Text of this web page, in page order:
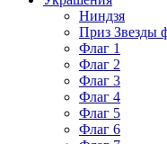
Ниндзя
Приз Звезды
Флаг 1
Флаг 2
Флаг 3
Флаг 4
Флаг 5
Флаг 6